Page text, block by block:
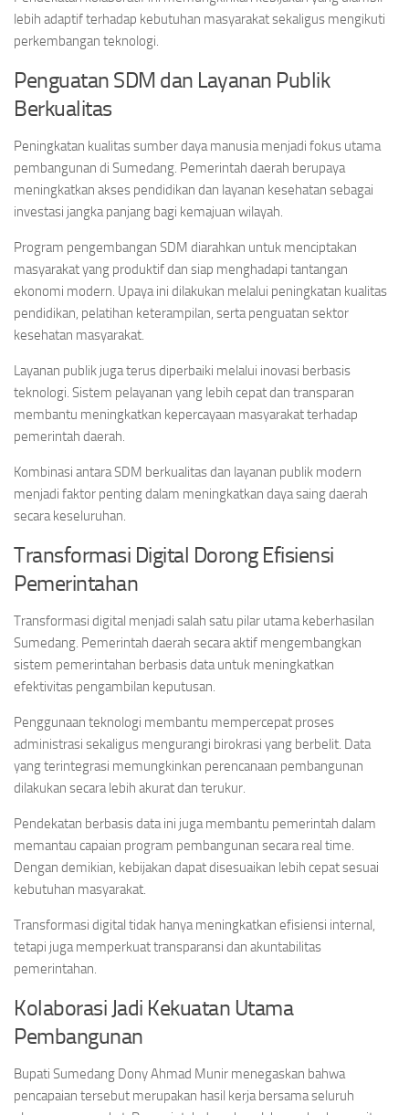
lebih adaptif terhadap kebutuhan masyarakat sekaligus mengikuti
perkembangan teknologi.
Penguatan SDM dan Layanan Publik
Berkualitas
Peningkatan kualitas sumber daya manusia menjadi fokus utama
pembangunan di Sumedang. Pemerintah daerah berupaya
meningkatkan akses pendidikan dan layanan kesehatan sebagai
investasi jangka panjang bagi kemajuan wilayah.
Program pengembangan SDM diarahkan untuk menciptakan
masyarakat yang produktif dan siap menghadapi tantangan
ekonomi modern. Upaya ini dilakukan melalui peningkatan kualitas
pendidikan, pelatihan keterampilan, serta penguatan sektor
kesehatan masyarakat.
Layanan publik juga terus diperbaiki melalui inovasi berbasis
teknologi. Sistem pelayanan yang lebih cepat dan transparan
membantu meningkatkan kepercayaan masyarakat terhadap
pemerintah daerah.
Kombinasi antara SDM berkualitas dan layanan publik modern
menjadi faktor penting dalam meningkatkan daya saing daerah
secara keseluruhan.
Transformasi Digital Dorong Efisiensi
Pemerintahan
Transformasi digital menjadi salah satu pilar utama keberhasilan
Sumedang. Pemerintah daerah secara aktif mengembangkan
sistem pemerintahan berbasis data untuk meningkatkan
efektivitas pengambilan keputusan.
Penggunaan teknologi membantu mempercepat proses
administrasi sekaligus mengurangi birokrasi yang berbelit. Data
yang terintegrasi memungkinkan perencanaan pembangunan
dilakukan secara lebih akurat dan terukur.
Pendekatan berbasis data ini juga membantu pemerintah dalam
memantau capaian program pembangunan secara real time.
Dengan demikian, kebijakan dapat disesuaikan lebih cepat sesuai
kebutuhan masyarakat.
Transformasi digital tidak hanya meningkatkan efisiensi internal,
tetapi juga memperkuat transparansi dan akuntabilitas
pemerintahan.
Kolaborasi Jadi Kekuatan Utama
Pembangunan
Bupati Sumedang Dony Ahmad Munir menegaskan bahwa
pencapaian tersebut merupakan hasil kerja bersama seluruh